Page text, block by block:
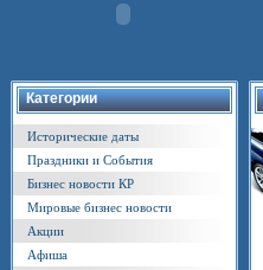
Категории
Исторические даты
Праздники и События
Бизнес новости КР
Мировые бизнес новости
Акции
Афиша